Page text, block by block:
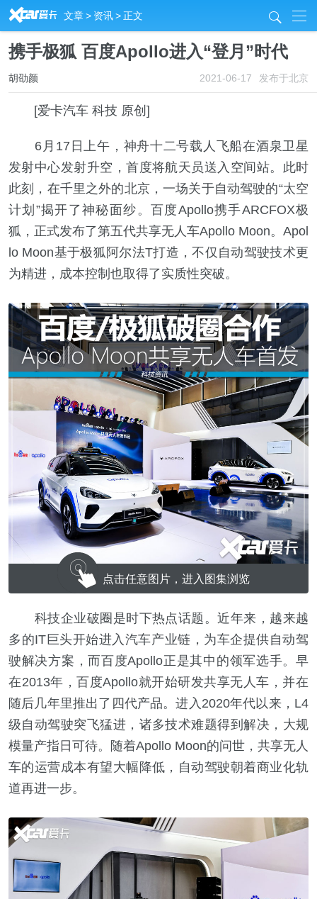
R 文章> 资讯>正文 j
携手极狐 百度Apollo进入“登月”时代
2021-06-17 发布于北京
胡劭颜
[爱卡汽车 科技 原创]
6月17日上午，神舟十二号载人飞船在酒泉卫星
发射中心发射升空，首度将航天员送入空间站。此时
此刻，在千里之外的北京，一场关于自动驾驶的“太空
计划”揭开了神秘面纱。百度Apollo携手ARCFOX极
狐，正式发布了第五代共享无人车Apollo Moon。Apol
lo Moon基于极狐阿尔法T打造，不仅自动驾驶技术更
为精进，成本控制也取得了实质性突破。
点击任意图片，进入图集浏览
科技企业破圈是时下热点话题。近年来，越来越
多的IT巨头开始进入汽车产业链，为车企提供自动驾
驶解决方案，而百度Apollo正是其中的领军选手。早
在2013年，百度Apollo就开始研发共享无人车，并在
随后几年里推出了四代产品。进入2020年代以来，L4
级自动驾驶突飞猛进，诸多技术难题得到解决，大规
模量产指日可待。随着Apollo Moon的问世，共享无人
车的运营成本有望大幅降低，自动驾驶朝着商业化轨
道再进一步。